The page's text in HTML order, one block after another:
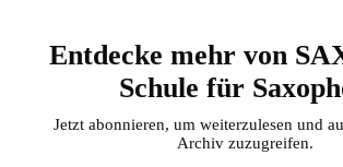
Entdecke mehr von
Schule für
Jetzt abonnieren, um weiterzulesen und
Archiv zuzugreifen.